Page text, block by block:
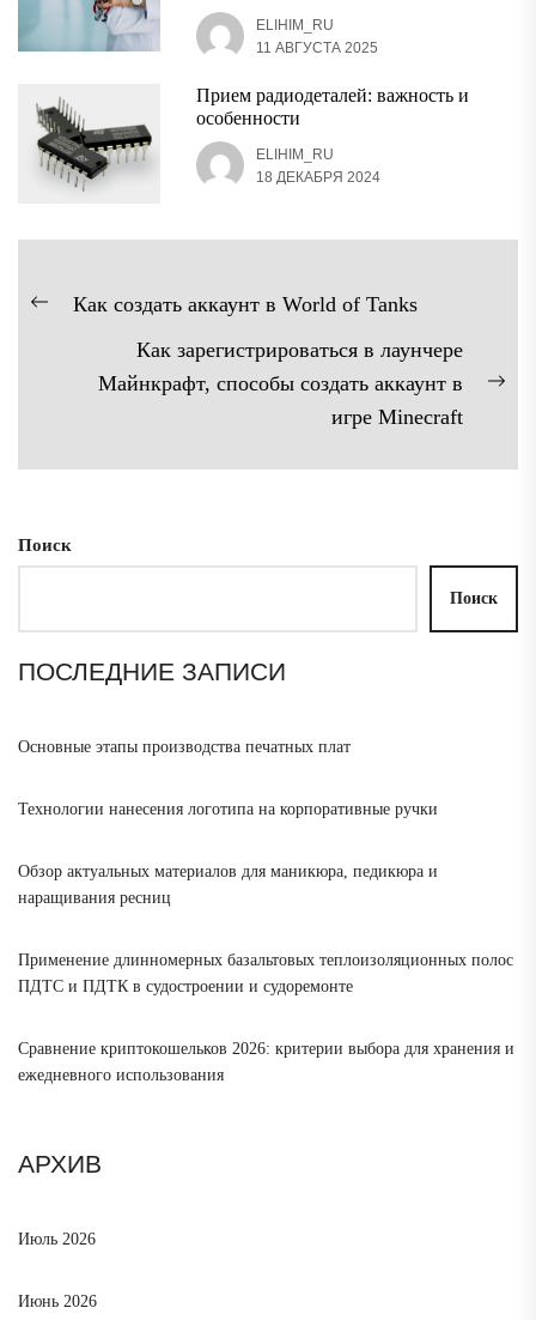
ELIHIM_RU
11 АВГУСТА 2025
Прием радиодеталей: важность и
особенности
ELIHIM_RU
18 ДЕКАБРЯ 2024
Навигация
записям
Предыдущая
Как создать аккаунт в World of Tanks
Как зарегистрироваться в лаунчере
Майнкрафт, способы создать аккаунт в
игре Minecraft
Поиск
Поиск
ПОСЛЕДНИЕ ЗАПИСИ
Основные этапы производства печатных плат
Технологии нанесения логотипа на корпоративные ручки
Обзор актуальных материалов для маникюра, педикюра и
наращивания ресниц
Применение длинномерных базальтовых теплоизоляционных полос
ПДТС и ПДТК в судостроении и судоремонте
Сравнение криптокошельков 2026: критерии выбора для хранения и
ежедневного использования
АРХИВ
Июль 2026
Июнь 2026